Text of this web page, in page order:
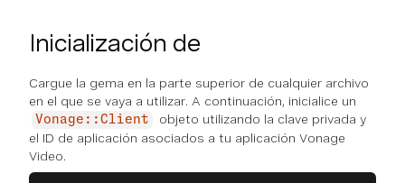
Inicialización de
Cargue la gema en la parte superior de cualquier archivo
en el que se vaya a utilizar. A continuación, inicialice un
Vonage::Client
objeto utilizando la clave privada y
el ID de aplicación asociados a tu aplicación Vonage
Video.